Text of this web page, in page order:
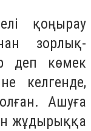
қоңырау
зорлық-
деп көмек
келгенде,
Ашуға
жұдырыққа